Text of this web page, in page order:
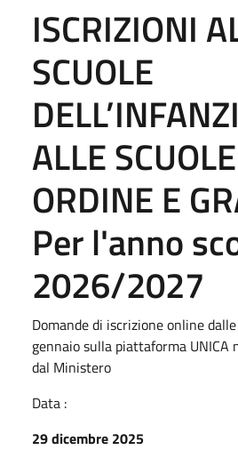
ISCRIZIONI
SCUOLE
ALLE
ORDINE E
Per l'anno
2026/2027
Domande di iscrizione online
gennaio sulla piattaforma UNICA
dal Ministero
Data :
29 dicembre 2025